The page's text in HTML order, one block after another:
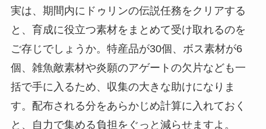
実は、期間内にドゥリンの伝説任務をクリアする
と、育成に役立つ素材をまとめて受け取れるのを
ご存じでしょうか。特産品が30個、ボス素材が6
個、雑魚敵素材や炎願のアゲートの欠片なども一
括で手に入るため、収集の大きな助けになりま
す。配布される分をあらかじめ計算に入れておく
と、自力で集める負担をぐっと減らせますよ。